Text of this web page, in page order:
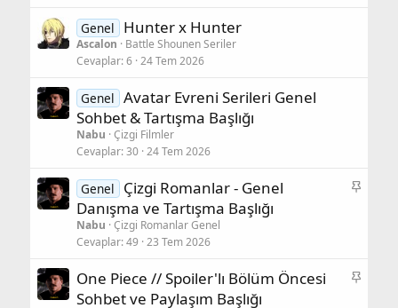
Genel Hunter x Hunter
Ascalon
Battle Shounen Seriler
Cevaplar 6 24 Tem 2026
Genel Avatar Evreni Serileri Genel
Sohbet & Tartışma Başlığı
Nabu Çizgi Filmler
Cevaplar 30 24 Tem 2026
S
Genel
Çizgi Romanlar - Genel
Danışma ve Tartışma Başlığı
Nabu Çizgi Romanlar Genel
Cevaplar 49 23 Tem 2026
S
One Piece // Spoiler'lı Bölüm Öncesi
Sohbet ve Paylaşım Başlığı